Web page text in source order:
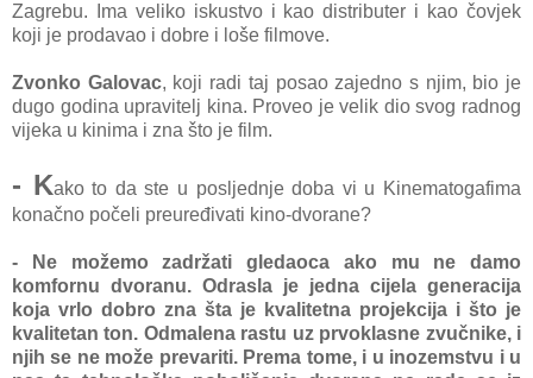
Zagrebu. Ima veliko iskustvo i kao distributer i kao čovjek
koji je prodavao i dobre i loše filmove.
Zvonko Galovac, koji radi taj posao zajedno s njim, bio je
dugo godina upravitelj kina. Proveo je velik dio svog radnog
vijeka u kinima i zna što je film.
- Kako to da ste u posljednje doba vi u Kinematogafima
konačno počeli preuređivati kino-dvorane?
- Ne možemo zadržati gledaoca ako mu ne damo
komfornu dvoranu. Odrasla je jedna cijela generacija
koja vrlo dobro zna šta je kvalitetna projekcija i što je
kvalitetan ton. Odmalena rastu uz prvoklasne zvučnike, i
njih se ne može prevariti. Prema tome, i u inozemstvu i u